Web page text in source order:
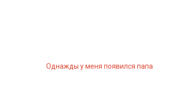
Однажды у меня появился папа